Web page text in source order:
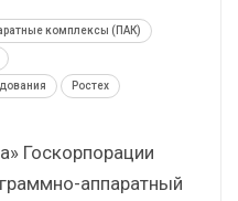
комплексы (ПАК)
Ростех
Госкорпорации
аппаратный